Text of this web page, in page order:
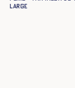
large